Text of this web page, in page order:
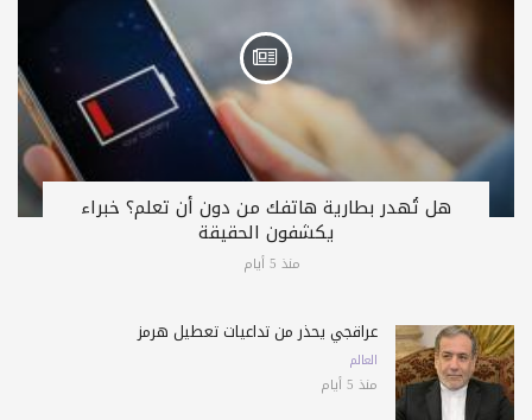
هل تُهدر بطارية هاتفك من دون أن تعلم؟ خبراء
يكشفون الحقيقة
منذ 5 أيام
عراقجي يحذّر من تداعيات تعطيل هرمز
العالم
منذ 5 أيام